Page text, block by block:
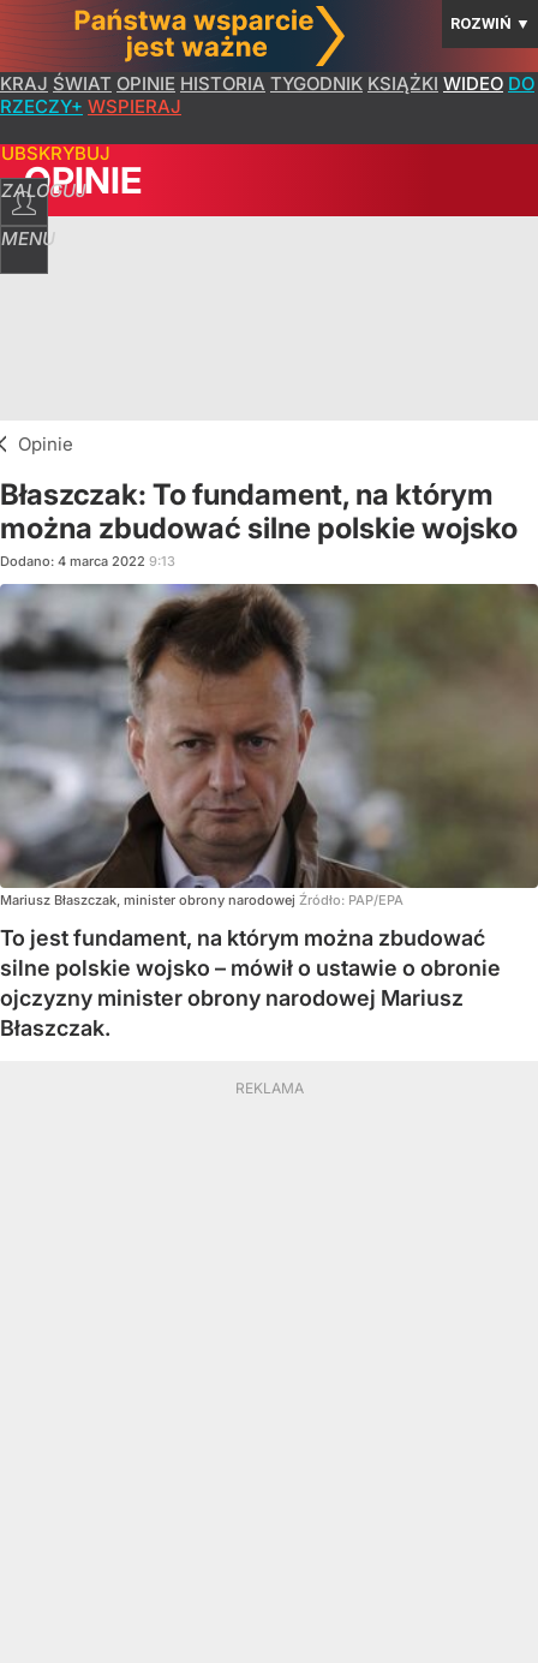
ROZWIŃ ▼
KRAJ ŚWIAT OPINIE HISTORIA TYGODNIK KSIĄŻKI WIDEO DO
RZECZY+ WSPIERAJ
ZALOGUJ
MENU
OPINIE
Opinie
Błaszczak: To fundament, na którym
można zbudować silne polskie wojsko
Dodano: 4 marca 2022 9:13
Mariusz Błaszczak, minister obrony narodowej Źródło: PAP/EPA
To jest fundament, na którym można zbudować
silne polskie wojsko – mówił o ustawie o obronie
ojczyzny minister obrony narodowej Mariusz
Błaszczak.